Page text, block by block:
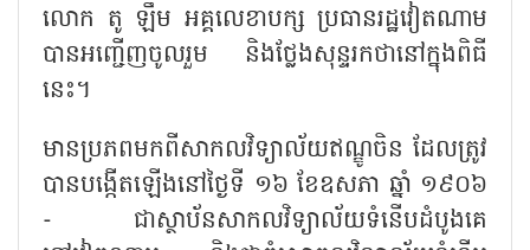
លោក តូ ឡឹម អគ្គលេខាបក្ស ប្រធានរដ្ឋវៀតណាម
បានអញ្ជើញចូលរួម និងថ្លែងសុន្ទរកថានៅក្នុងពិធី
នេះ។
មានប្រភពមកពីសាកលវិទ្យាល័យឥណ្ឌូចិន ដែលត្រូវ
បានបង្កើតឡើងនៅថ្ងៃទី ១៦ ខែឧសភា ឆ្នាំ ១៩០៦
- ជាស្ថាប័នសាកលវិទ្យាល័យទំនើបដំបូងគេ